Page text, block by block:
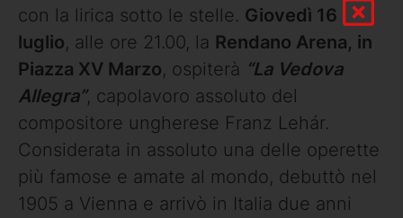
con la lirica sotto le stelle. Giovedì 16
luglio, alle ore 21.00, la Rendano Arena, in
Piazza XV Marzo, ospiterà “La Vedova
Allegra”, capolavoro assoluto del
compositore ungherese Franz Lehár.
Considerata in assoluto una delle operette
più famose e amate al mondo, debuttò nel
1905 a Vienna e arrivò in Italia due anni